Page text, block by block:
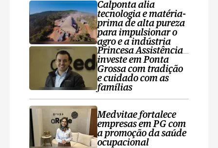
Calponta alia
tecnologia e matéria-
prima de alta pureza
para impulsionar o
agro e a indústria
Princesa Assistência
investe em Ponta
Grossa com tradição
e cuidado com as
famílias
Medvitae fortalece
empresas em PG com
a promoção da saúde
ocupacional